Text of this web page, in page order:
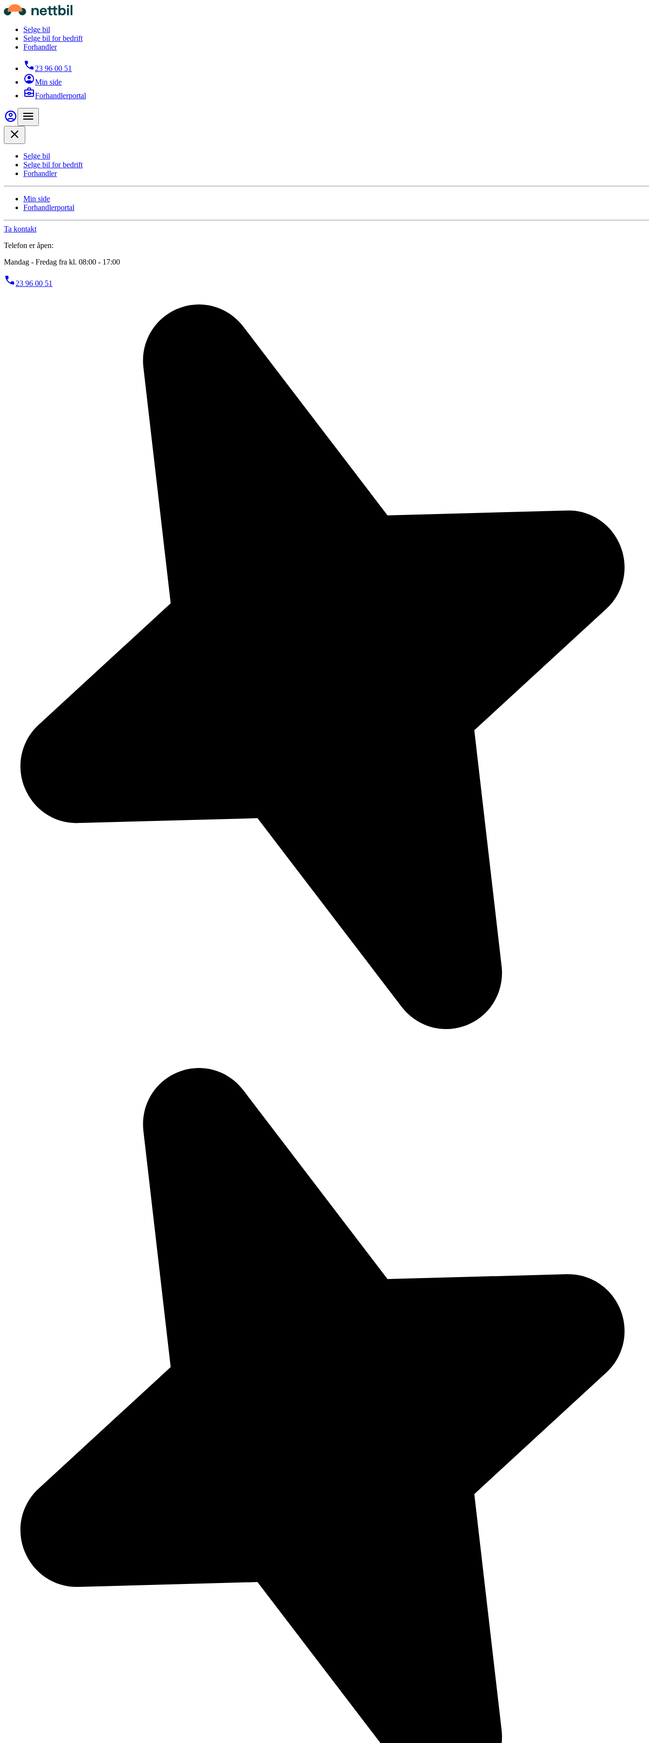
Hopp til hovedinnhold
Nettbil
Selge bil
Selge bil for bedrift
Forhandler
23 96 00 51
Min side
Forhandlerportal
Min side
Selge bil
Selge bil for bedrift
Forhandler
Min side
Forhandlerportal
Ta kontakt
Telefon er åpen:
Mandag - Fredag fra kl. 08:00 - 17:00
23 96 00 51